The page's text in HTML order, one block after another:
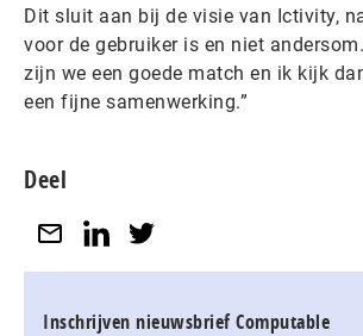
Dit sluit aan bij de visie van Ictivity,
voor de gebruiker is en niet
zijn we een goede match en ik kijk
een fijne samenwerking.”
Deel
Inschrijven nieuwsbrief Computable